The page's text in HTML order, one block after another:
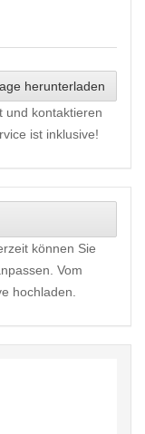
herunterladen
und kontaktieren
ist inklusive!
können Sie
Vom
hochladen.